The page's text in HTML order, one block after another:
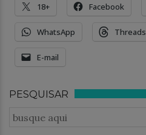
18+ Facebook
WhatsApp Threads
E-mail
PESQUISAR